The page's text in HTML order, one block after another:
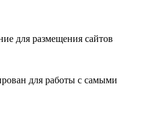
для размещения сайтов
для работы с самыми